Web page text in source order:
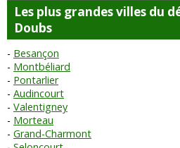
Les plus grandes villes du
Doubs
Besançon
Montbéliard
Pontarlier
Audincourt
Valentigney
Morteau
Grand-Charmont